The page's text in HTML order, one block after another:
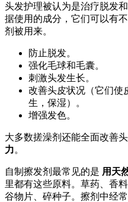
头发护理被认为是治疗脱发
据使用的成分，它们可以有
剂被用来。
防止脱发。
强化毛球和毛囊。
刺激头发生长。
改善头皮状况（它们使
生，保湿）。
增强发色。
大多数搓澡剂还能全面改善
力。
自制擦发剂最常见的是 用天
里都有这些原料。草药、香
谷物片、碎种子。擦剂中经